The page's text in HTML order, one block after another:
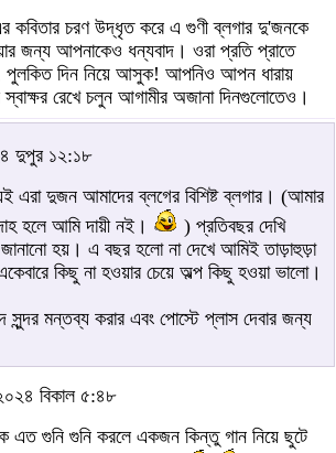
কবিতার চরণ উদ্ধৃত করে এ গুণী ব্লগার দু'জনকে
জন্য আপনাকেও ধন্যবাদ। ওরা প্রতি প্রাতে
দিন নিয়ে আসুক! আপনিও আপন ধারায়
স্বাক্ষর রেখে চলুন আগামীর অজানা দিনগুলোতেও।
দুপুর ১২:১৮
এরা দুজন আমাদের ব্লগের বিশিষ্ট ব্লগার। (আমার
হলে আমি দায়ী নই।
) প্রতিবছর দেখি
জানানো হয়। এ বছর হলো না দেখে আমিই তাড়াহুড়া
কিছু না হওয়ার চেয়ে অল্প কিছু হওয়া ভালো।
মন্তব্য করার এবং পোস্টে প্লাস দেবার জন্য
বিকাল ৫:৪৮
এত গুনি গুনি করলে একজন কিন্তু গান নিয়ে ছুটে